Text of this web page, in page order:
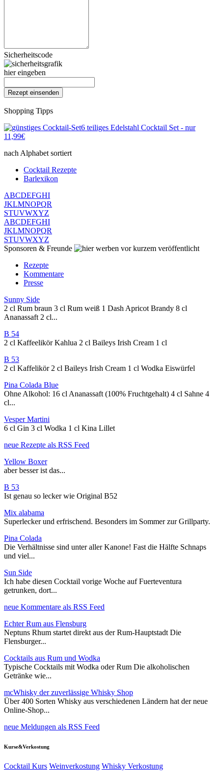
Sicherheitscode
hier eingeben
Shopping Tipps
6 teiliges Edelstahl Cocktail Set - nur
11,99€
nach Alphabet sortiert
Cocktail Rezepte
Barlexikon
ABCDEFGHI
JKLMNOPQR
STUVWXYZ
ABCDEFGHI
JKLMNOPQR
STUVWXYZ
Sponsoren & Freunde
vor kurzem veröffentlicht
Rezepte
Kommentare
Presse
Sunny Side
2 cl Rum braun 3 cl Rum weiß 1 Dash Apricot Brandy 8 cl
Ananassaft 2 cl...
B 54
2 cl Kaffeelikör Kahlua 2 cl Baileys Irish Cream 1 cl
B 53
2 cl Kaffelikör 2 cl Baileys Irish Cream 1 cl Wodka Eiswürfel
Pina Colada Blue
Ohne Alkohol: 16 cl Ananassaft (100% Fruchtgehalt) 4 cl Sahne 4
cl...
Vesper Martini
6 cl Gin 3 cl Wodka 1 cl Kina Lillet
neue Rezepte als RSS Feed
Yellow Boxer
aber besser ist das...
B 53
Ist genau so lecker wie Original B52
Mix alabama
Superlecker und erfrischend. Besonders im Sommer zur Grillparty.
Pina Colada
Die Verhältnisse sind unter aller Kanone! Fast die Hälfte Schnaps
und viel...
Sun Side
Ich habe diesen Cocktail vorige Woche auf Fuerteventura
getrunken, dort...
neue Kommentare als RSS Feed
Echter Rum aus Flensburg
Neptuns Rhum startet direkt aus der Rum-Hauptstadt Die
Flensburger...
Cocktails aus Rum und Wodka
Typische Cocktails mit Wodka oder Rum Die alkoholischen
Getränke wie...
mcWhisky der zuverlässige Whisky Shop
Über 400 Sorten Whisky aus verschiedenen Ländern hat der neue
Online-Shop...
neue Meldungen als RSS Feed
Kurse&Verkostung
Cocktail Kurs Weinverkostung Whisky Verkostung